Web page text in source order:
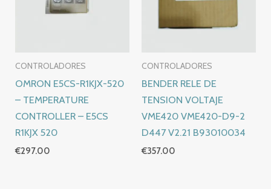
CONTROLADORES
OMRON E5CS-R1KJX-520
– TEMPERATURE
CONTROLLER – E5CS
R1KJX 520
€297.00
CONTROLADORES
BENDER RELE DE
TENSION VOLTAJE
VME420 VME420-D9-2
D447 V2.21 B93010034
€357.00